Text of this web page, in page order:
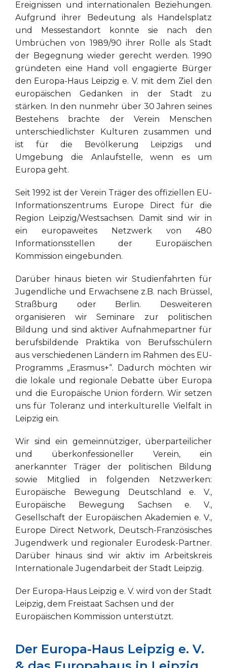
Ereignissen und internationalen Beziehungen.
Aufgrund ihrer Bedeutung als Handelsplatz
und Messestandort konnte sie nach den
Umbrüchen von 1989/90 ihrer Rolle als Stadt
der Begegnung wieder gerecht werden. 1990
gründeten eine Hand voll engagierte Bürger
den Europa-Haus Leipzig e. V. mit dem Ziel den
europäischen Gedanken in der Stadt zu
stärken. In den nunmehr über 30 Jahren seines
Bestehens brachte der Verein Menschen
unterschiedlichster Kulturen zusammen und
ist für die Bevölkerung Leipzigs und
Umgebung die Anlaufstelle, wenn es um
Europa geht.
Seit 1992 ist der Verein Träger des offiziellen EU-
Informationszentrums Europe Direct für die
Region Leipzig/Westsachsen. Damit sind wir in
ein europaweites Netzwerk von 480
Informationsstellen der Europäischen
Kommission eingebunden.
Darüber hinaus bieten wir Studienfahrten für
Jugendliche und Erwachsene z.B. nach Brüssel,
Straßburg oder Berlin. Desweiteren
organisieren wir Seminare zur politischen
Bildung und sind aktiver Aufnahmepartner für
berufsbildende Praktika von Berufsschülern
aus verschiedenen Ländern im Rahmen des EU-
Programms „Erasmus+“. Dadurch möchten wir
die lokale und regionale Debatte über Europa
und die Europäische Union fördern. Wir setzen
uns für Toleranz und interkulturelle Vielfalt in
Leipzig ein.
Wir sind ein gemeinnütziger, überparteilicher
und überkonfessioneller Verein, ein
anerkannter Träger der politischen Bildung
sowie Mitglied in folgenden Netzwerken:
Europäische Bewegung Deutschland e. V.,
Europäische Bewegung Sachsen e. V.,
Gesellschaft der Europäischen Akademien e. V.,
Europe Direct Network, Deutsch-Französisches
Jugendwerk und regionaler Eurodesk-Partner.
Darüber hinaus sind wir aktiv im Arbeitskreis
Internationale Jugendarbeit der Stadt Leipzig.
Der Europa-Haus Leipzig e. V. wird von der Stadt
Leipzig, dem Freistaat Sachsen und der
Europäischen Kommission unterstützt.
Der Europa-Haus Leipzig e. V.